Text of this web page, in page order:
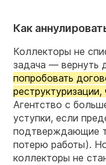
Как
Коллекторы не
задача — вернуть
попробовать
Агентство с
уступки, если
подтверждающие
потерю работы).
коллекторы не